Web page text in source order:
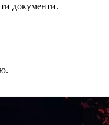
документи.